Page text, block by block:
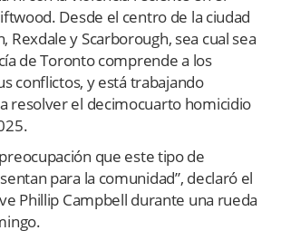
Desde el centro de la ciudad
Rexdale y Scarborough, sea cual sea
de Toronto comprende a los
conflictos, y está trabajando
resolver el decimocuarto homicidio
que este tipo de
para la comunidad”, declaró el
Phillip Campbell durante una rueda